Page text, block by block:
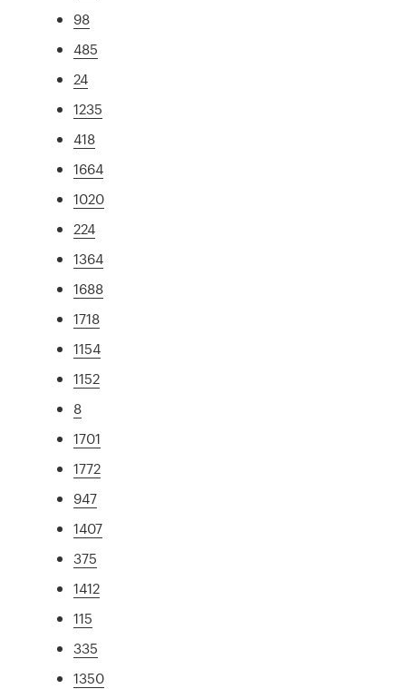
98
485
24
1235
418
1664
1020
224
1364
1688
1718
1154
1152
8
1701
1772
947
1407
375
1412
115
335
1350